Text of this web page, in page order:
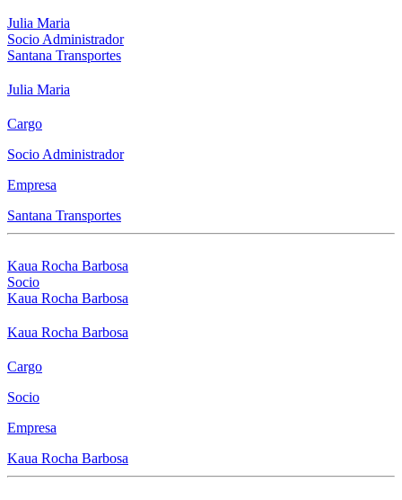
Julia Maria
Socio Administrador
Santana Transportes
Julia Maria
Cargo
Socio Administrador
Empresa
Santana Transportes
Kaua Rocha Barbosa
Socio
Kaua Rocha Barbosa
Kaua Rocha Barbosa
Cargo
Socio
Empresa
Kaua Rocha Barbosa